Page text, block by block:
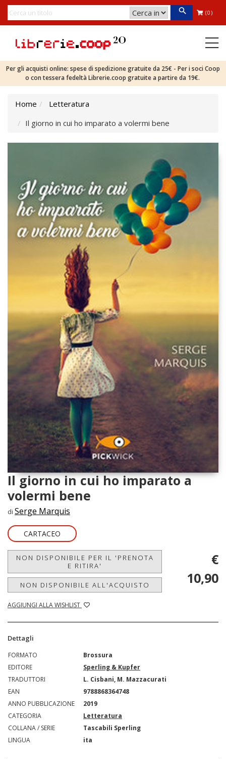
(0)
Per gli acquisti online: spese di spedizione gratuite da 25€ - Per i soci Coop
o con tessera fedeltà Librerie.coop gratuite a partire da 19€.
Home
Letteratura
Il giorno in cui ho imparato a volermi bene
Il giorno in cui ho imparato a
volermi bene
di Serge Marquis
CARTACEO
NON DISPONIBILE PER IL 'PRENOTA
E RITIRA'
NON DISPONIBILE ALL'ACQUISTO
AGGIUNGI ALLA WISHLIST
€
10,90
Dettagli
FORMATO
Brossura
EDITORE
Sperling & Kupfer
TRADUTTORI
L. Cisbani, M. Mazzacurati
EAN
9788868364748
ANNO PUBBLICAZIONE
2019
CATEGORIA
Letteratura
COLLANA / SERIE
Tascabili Sperling
LINGUA
ita